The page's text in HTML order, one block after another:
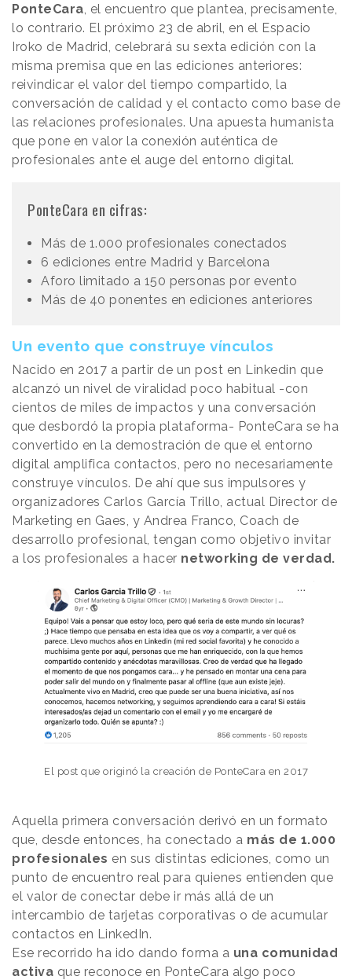
PonteCara, el encuentro que plantea, precisamente,
lo contrario. El próximo 23 de abril, en el Espacio
Iroko de Madrid, celebrará su sexta edición con la
misma premisa que en las ediciones anteriores:
reivindicar el valor del tiempo compartido, la
conversación de calidad y el contacto como base de
las relaciones profesionales. Una apuesta humanista
que pone en valor la conexión auténtica de
profesionales ante el auge del entorno digital.
PonteCara en cifras:
Más de 1.000 profesionales conectados
6 ediciones entre Madrid y Barcelona
Aforo limitado a 150 personas por evento
Más de 40 ponentes en ediciones anteriores
Un evento que construye vínculos
Nacido en 2017 a partir de un post en Linkedin que
alcanzó un nivel de viralidad poco habitual -con
cientos de miles de impactos y una conversación
que desbordó la propia plataforma- PonteCara se ha
convertido en la demostración de que el entorno
digital amplifica contactos, pero no necesariamente
construye vínculos. De ahí que sus impulsores y
organizadores Carlos García Trillo, actual Director de
Marketing en Gaes, y Andrea Franco, Coach de
desarrollo profesional, tengan como objetivo invitar
a los profesionales a hacer networking de verdad.
El post que originó la creación de PonteCara en 2017
Aquella primera conversación derivó en un formato
que, desde entonces, ha conectado a más de 1.000
profesionales en sus distintas ediciones, como un
punto de encuentro real para quienes entienden que
el valor de conectar debe ir más allá de un
intercambio de tarjetas corporativas o de acumular
contactos en LinkedIn.
Ese recorrido ha ido dando forma a una comunidad
activa que reconoce en PonteCara algo poco